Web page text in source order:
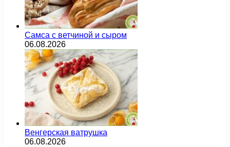
Самса с ветчиной и сыром
06.08.2026
Венгерская ватрушка
06.08.2026